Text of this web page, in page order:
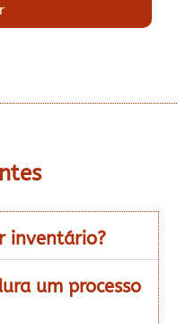
inventário?
um processo